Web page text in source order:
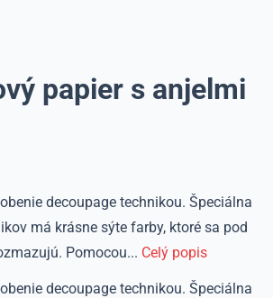
papier s anjelmi
decoupage technikou. Špeciálna
má krásne sýte farby, ktoré sa pod
Pomocou... Celý popis
decoupage technikou. Špeciálna